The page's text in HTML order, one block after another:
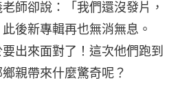
師卻說：「我們還沒發片，
後新專輯再也無消無息。
出來面對了！這次他們跑到
親帶來什麼驚奇呢？